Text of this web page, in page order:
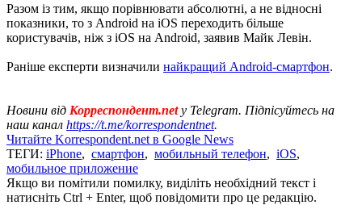
Разом із тим, якщо порівнювати абсолютні, а не відносні
показники, то з Android на iOS переходить більше
користувачів, ніж з iOS на Android, заявив Майк Левін.
Раніше експерти визначили найкращий Android-смартфон.
Новини від Корреспондент.netу Telegram. Підпісуйтесь на
наш канал https://t.me/korrespondentnet.
Читайте Korrespondent.net в Google News
ТЕГИ: iPhone, смартфон, мобильный телефон, iOS,
мобильное приложение
Якщо ви помітили помилку, виділіть необхідний текст і
натисніть Ctrl + Enter, щоб повідомити про це редакцію.